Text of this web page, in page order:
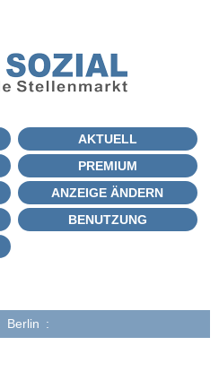
AKTUELL
PREMIUM
ANZEIGE ÄNDERN
BENUTZUNG
Berlin :